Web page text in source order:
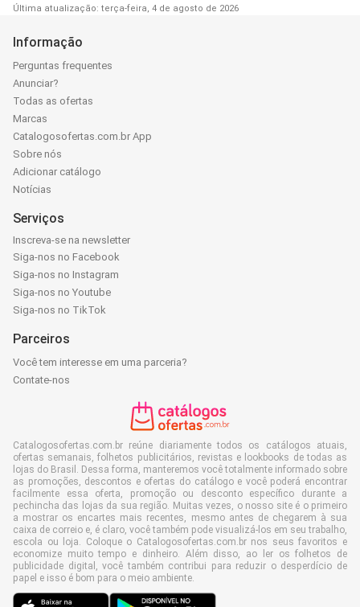
Última atualização: terça-feira, 4 de agosto de 2026
Informação
Perguntas frequentes
Anunciar?
Todas as ofertas
Marcas
Catalogosofertas.com.br App
Sobre nós
Adicionar catálogo
Notícias
Serviços
Inscreva-se na newsletter
Siga-nos no Facebook
Siga-nos no Instagram
Siga-nos no Youtube
Siga-nos no TikTok
Parceiros
Você tem interesse em uma parceria?
Contate-nos
Catalogosofertas.com.br reúne diariamente todos os catálogos atuais,
ofertas semanais, folhetos publicitários, revistas e lookbooks de todas as
lojas do Brasil. Dessa forma, manteremos você totalmente informado sobre
as promoções, descontos e ofertas do catálogo e você poderá encontrar
facilmente essa oferta, promoção ou desconto específico durante a
pechincha das lojas da sua região. Muitas vezes, o nosso site é o primeiro
a mostrar os encartes mais recentes, mesmo antes de chegarem à sua
caixa de correio e, é claro, você também pode visualizá-los em seu trabalho,
escola ou loja. Coloque o Catalogosofertas.com.br nos seus favoritos e
economize muito tempo e dinheiro. Além disso, ao ler os folhetos de
publicidade digital, você também contribui para reduzir o desperdício de
papel e isso é bom para o meio ambiente.